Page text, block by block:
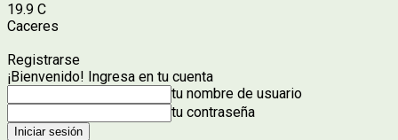
19.9 C
Caceres
Registrarse
¡Bienvenido! Ingresa en tu cuenta
tu nombre de usuario
tu contraseña